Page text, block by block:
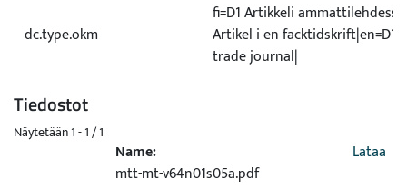
dc.type.okm
fi=D1 Artikkeli
Artikel i en facktidskrift|en=D1
trade journal|
Tiedostot
Näytetään1 - 1 / 1
Name:
mtt-mt-v64n01s05a.pdf
Lataa